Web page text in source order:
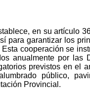
en su artículo
para garantizar los
cooperación se
anualmente por las
previstos en el
público,
Provincial.